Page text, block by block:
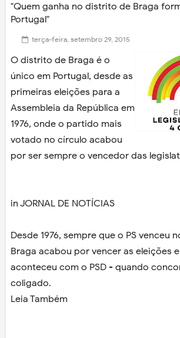
"Quem ganha no distrito de Braga
Portugal"
terça-feira, setembro 29, 2015
O distrito de Braga é o
único em Portugal, desde as
primeiras eleições para a
Assembleia da República em
1976, onde o partido mais
votado no círculo acabou
por ser sempre o vencedor das
in JORNAL DE NOTÍCIAS
Desde 1976, sempre que o PS venceu
Braga acabou por vencer as eleições
aconteceu com o PSD - quando
coligado.
Leia Também